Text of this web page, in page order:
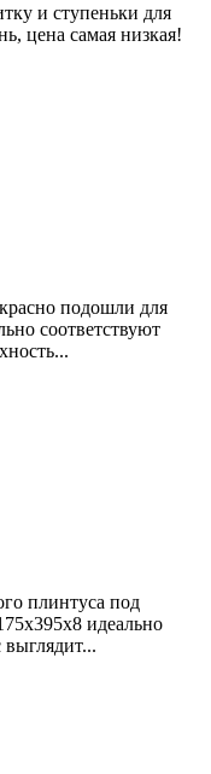
и ступеньки для
цена самая низкая!
подошли для
соответствуют
плинтуса под
идеально